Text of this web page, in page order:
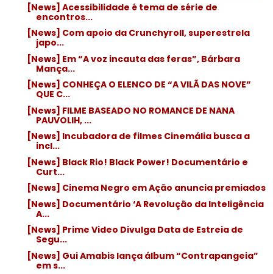
[News] Acessibilidade é tema de série de
encontros...
[News] Com apoio da Crunchyroll, superestrela
japo...
[News] Em “A voz incauta das feras”, Bárbara
Mança...
[News] CONHEÇA O ELENCO DE “A VILÃ DAS NOVE”
QUE C...
[News] FILME BASEADO NO ROMANCE DE NANA
PAUVOLIH, ...
[News] Incubadora de filmes Cinemália busca a
incl...
[News] Black Rio! Black Power! Documentário e
Curt...
[News] Cinema Negro em Ação anuncia premiados
[News] Documentário ‘A Revolução da Inteligência
A...
[News] Prime Video Divulga Data de Estreia de
Segu...
[News] Gui Amabis lança álbum “Contrapangeia”
em s...